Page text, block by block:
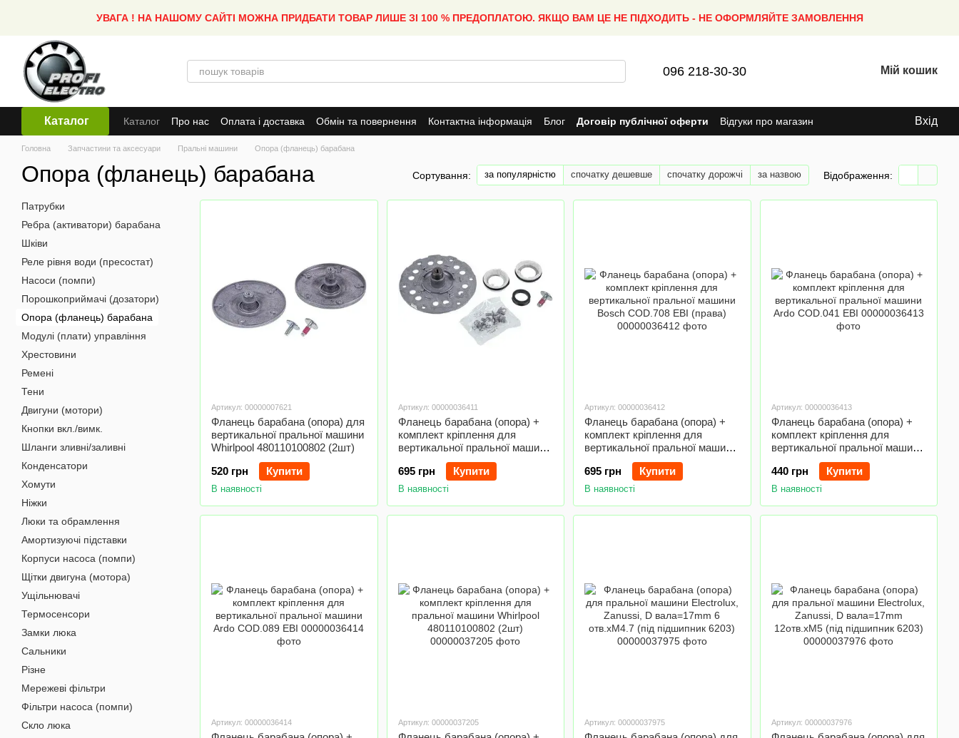
УВАГА ! НА НАШОМУ САЙТІ МОЖНА ПРИДБАТИ ТОВАР ЛИШЕ ЗІ 100 % ПРЕДОПЛАТОЮ. ЯКЩО ВАМ ЦЕ НЕ ПІДХОДИТЬ - НЕ ОФОРМЛЯЙТЕ ЗАМОВЛЕННЯ
096 218-30-30 Мій кошик
Каталог Каталог Про нас Оплата і доставка Обмін та повернення Контактна інформація Блог Договір публічної оферти Відгуки про магазин Вхід
Головна Запчастини та аксесуари Пральні машини Опора (фланець) барабана
Опора (фланець) барабана Сортування: за популярністю спочатку дешевше спочатку дорожчі за назвою Відображення:
Артикул: 00000007621
Фланець барабана (опора) для
вертикальної пральної машини
Whirlpool 480110100802 (2шт)
520 грн
Купити
В наявності
Артикул: 00000036411
Фланець барабана (опора) +
комплект кріплення для
вертикальної пральної машини
Bosch COD.707 EBI (ліва)
695 грн
Купити
В наявності
Артикул: 00000036412
Фланець барабана (опора) +
комплект кріплення для
вертикальної пральної машини
Bosch COD.708 EBI (права)
695 грн
Купити
В наявності
Артикул: 00000036413
Фланець барабана (опора) +
комплект кріплення для
вертикальної пральної машини
Ardo COD.041 EBI
440 грн
Купити
В наявності
Артикул: 00000036414 Артикул: 00000037205 Артикул: 00000037975 Артикул: 00000037976
Патрубки
Ребра (активатори) барабана
Шківи
Реле рівня води (пресостат)
Насоси (помпи)
Порошкоприймачі (дозатори)
Опора (фланець) барабана
Модулі (плати) управління
Хрестовини
Ремені
Тени
Двигуни (мотори)
Кнопки вкл./вимк.
Шланги зливні/заливні
Конденсатори
Хомути
Ніжки
Люки та обрамлення
Амортизуючі підставки
Корпуси насоса (помпи)
Щітки двигуна (мотора)
Ущільнювачі
Термосенсори
Замки люка
Сальники
Різне
Мережеві фільтри
Фільтри насоса (помпи)
Скло люка